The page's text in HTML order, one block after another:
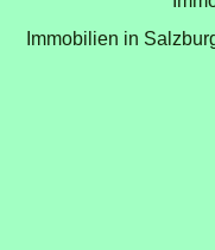
Immobilien in